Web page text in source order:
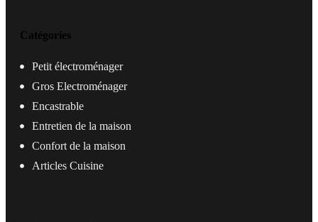
Catégories
Petit électroménager
Gros Electroménager
Encastrable
Entretien de la maison
Confort de la maison
Articles Cuisine